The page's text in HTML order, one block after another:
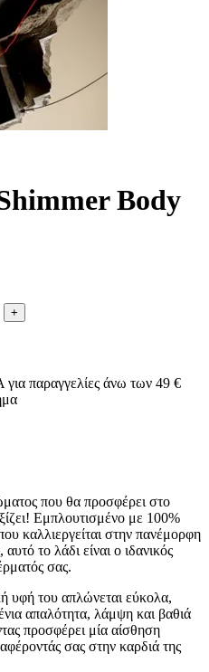
Body
+
παραγγελίες άνω των 49 €
που θα προσφέρει στο
Εμπλουτισμένο με 100%
καλλιεργείται στην πανέμορφη
το λάδι είναι ο ιδανικός
σας.
υφή του απλώνεται εύκολα,
απαλότητα, λάμψη και βαθιά
προσφέρει μία αίσθηση
σας στην καρδιά της